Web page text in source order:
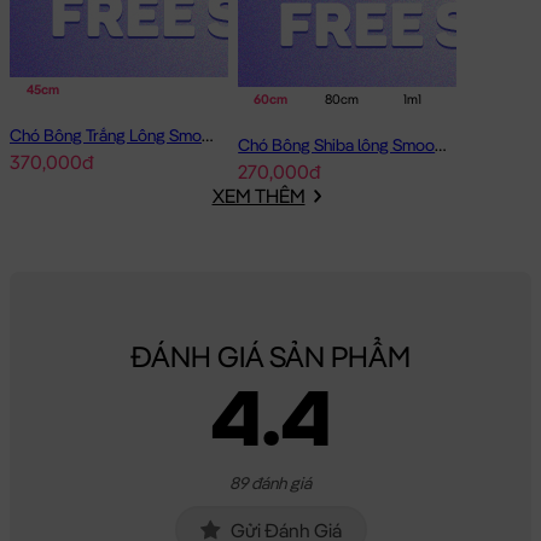
45cm
Chó Bông Trắng Lông Smooth Bobova
370,000đ
60cm 80cm 1m1
Chó Bông Shiba lông Smooth Gối Ôm Dài
270,000đ
XEM THÊM
ĐÁNH GIÁ SẢN PHẨM
4.4
89 đánh giá
Gửi Đánh Giá